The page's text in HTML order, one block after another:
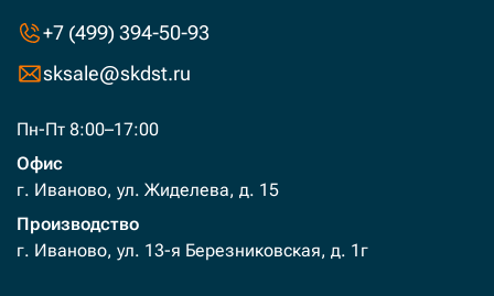
+7 (499) 394-50-93
sksale@skdst.ru
Пн-Пт 8:00–17:00
Офис
г. Иваново, ул. Жиделева, д. 15
Производство
г. Иваново, ул. 13-я Березниковская, д. 1г